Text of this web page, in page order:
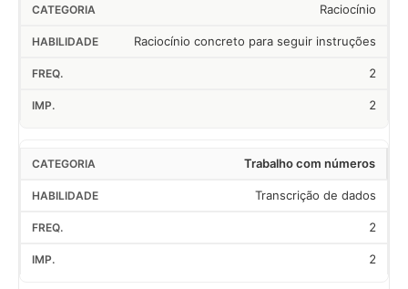
Raciocínio
Raciocínio concreto para seguir instruções
2
2
Trabalho com números
Transcrição de dados
2
2